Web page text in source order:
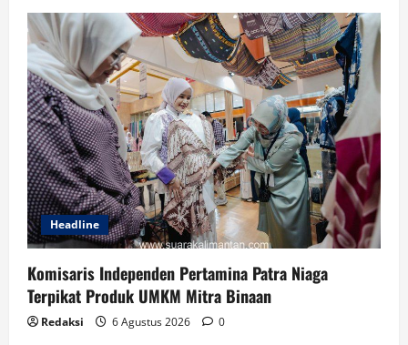
Headline
Komisaris Independen Pertamina Patra Niaga
Terpikat Produk UMKM Mitra Binaan
Redaksi 6 Agustus 2026 0